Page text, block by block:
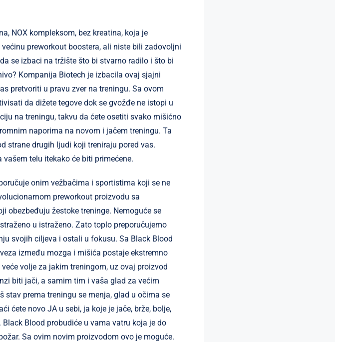
NOX kompleksom, bez kreatina, koja je
preworkout boostera, ali niste bili zadovoljni
se izbaci na tržište što bi stvarno radilo i što bi
Kompanija Biotech je izbacila ovaj sjajni
pretvoriti u pravu zver na treningu. Sa ovom
da dižete tegove dok se gvožđe ne istopi u
na treningu, takvu da ćete osetiti svako mišićno
naporima na novom i jačem treningu. Ta
strane drugih ljudi koji treniraju pored vas.
telu itekako će biti primećene.
onim vežbačima i sportistima koji se ne
preworkout proizvodu sa
obezbeđuju žestoke treninge. Nemoguće se
u istraženo. Zato toplo preporučujemo
svojih ciljeva i ostali u fokusu. Sa Black Blood
između mozga i mišića postaje ekstremno
volje za jakim treningom, uz ovaj proizvod
biti jači, a samim tim i vaša glad za većim
stav prema treningu se menja, glad u očima se
ćete novo JA u sebi, ja koje je jače, brže, bolje,
Blood probudiće u vama vatru koja je do
Sa ovim novim proizvodom ovo je moguće.